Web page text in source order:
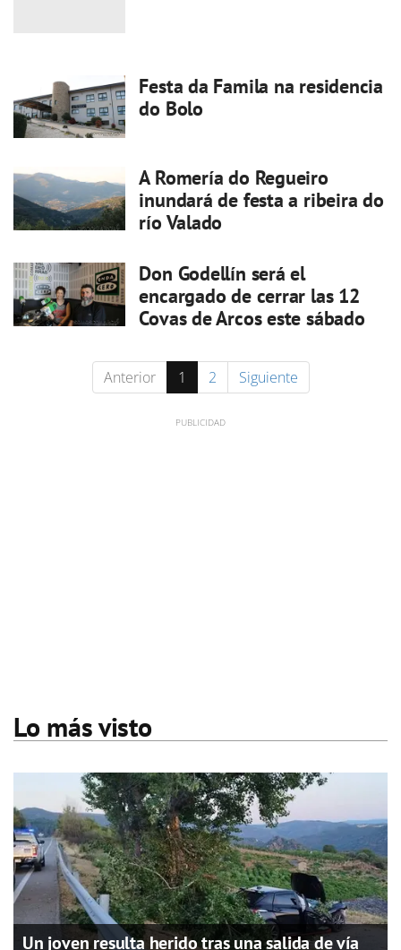
Festa da Famila na residencia
do Bolo
A Romería do Regueiro
inundará de festa a ribeira do
río Valado
Don Godellín será el
encargado de cerrar las 12
Covas de Arcos este sábado
Anterior 1 2 Siguiente
Lo más visto
Un joven resulta herido tras una salida de vía